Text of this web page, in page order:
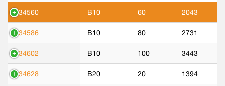
534560 B10 60 2043
534586 B10 80 2731
534602 B10 100 3443
534628 B20 20 1394